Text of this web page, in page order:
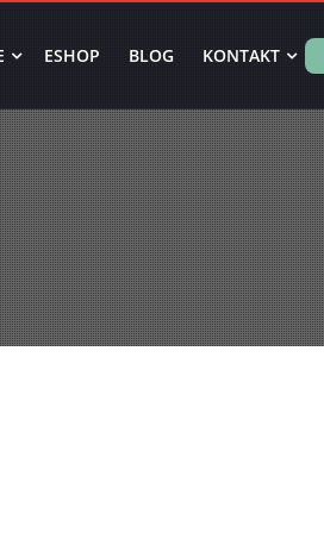
ESHOP BLOG KONTAKT